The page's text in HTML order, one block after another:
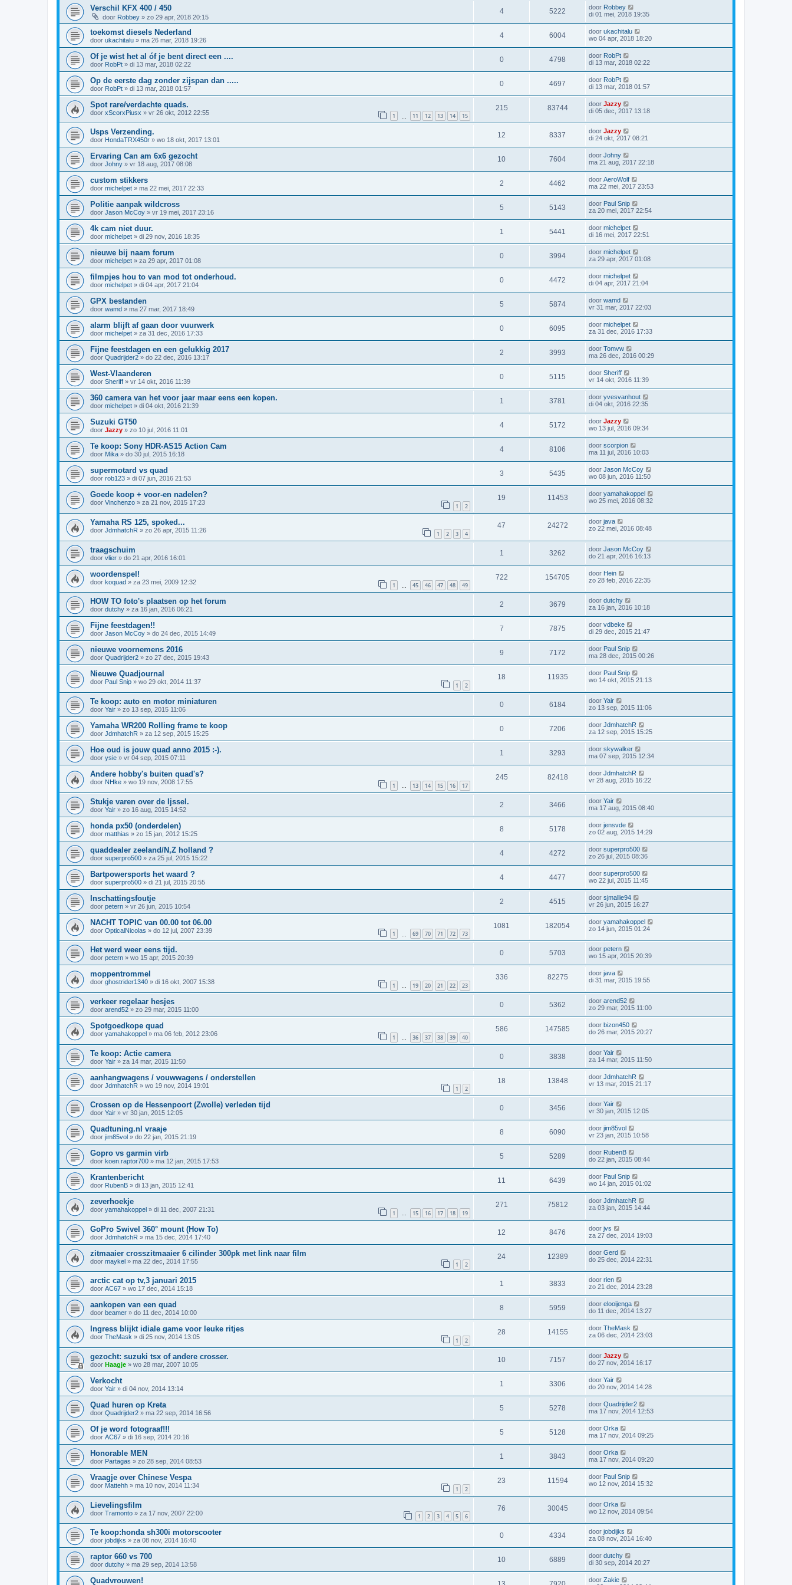
Verschil KFX 400 / 450
door Robbey » zo 29 apr, 2018 20:15
4 5222 door Robbey
di 01 mei, 2018 19:35
toekomst diesels Nederland
door ukachitalu » ma 26 mar, 2018 19:26
4 6004 door ukachitalu
wo 04 apr, 2018 18:20
Of je wist het al óf je bent direct een ....
door RobPt » di 13 mar, 2018 02:22
0 4798 door RobPt
di 13 mar, 2018 02:22
Op de eerste dag zonder zijspan dan .....
door RobPt » di 13 mar, 2018 01:57
0 4697 door RobPt
di 13 mar, 2018 01:57
Spot rare/verdachte quads.
door xScorxPiusx » vr 26 okt, 2012 22:55 1 11 12 13 14 15
215 83744 door Jazzy
di 05 dec, 2017 13:18
Usps Verzending.
door HondaTRX450r » wo 18 okt, 2017 13:01
12 8337 door Jazzy
di 24 okt, 2017 08:21
Ervaring Can am 6x6 gezocht
door Johny » vr 18 aug, 2017 08:08
10 7604 door Johny
ma 21 aug, 2017 22:18
custom stikkers
door michelpet » ma 22 mei, 2017 22:33
2 4462 door AeroWolf
ma 22 mei, 2017 23:53
Politie aanpak wildcross
door Jason McCoy » vr 19 mei, 2017 23:16
5 5143 door Paul Snip
za 20 mei, 2017 22:54
4k cam niet duur.
door michelpet » di 29 nov, 2016 18:35
1 5441 door michelpet
di 16 mei, 2017 22:51
nieuwe bij naam forum
door michelpet » za 29 apr, 2017 01:08
0 3994 door michelpet
za 29 apr, 2017 01:08
filmpjes hou to van mod tot onderhoud.
door michelpet » di 04 apr, 2017 21:04
0 4472 door michelpet
di 04 apr, 2017 21:04
GPX bestanden
door wamd » ma 27 mar, 2017 18:49
5 5874 door wamd
vr 31 mar, 2017 22:03
alarm blijft af gaan door vuurwerk
door michelpet » za 31 dec, 2016 17:33
0 6095 door michelpet
za 31 dec, 2016 17:33
Fijne feestdagen en een gelukkig 2017
door Quadrijder2 » do 22 dec, 2016 13:17
2 3993 door Tomvw
ma 26 dec, 2016 00:29
West-Vlaanderen
door Sheriff » vr 14 okt, 2016 11:39
0 5115 door Sheriff
vr 14 okt, 2016 11:39
360 camera van het voor jaar maar eens een kopen.
door michelpet » di 04 okt, 2016 21:39
1 3781 door yvesvanhout
di 04 okt, 2016 22:35
Suzuki GT50
door Jazzy » zo 10 jul, 2016 11:01
4 5172 door Jazzy
wo 13 jul, 2016 09:34
Te koop: Sony HDR-AS15 Action Cam
door Mika » do 30 jul, 2015 16:18
4 8106 door scorpion
ma 11 jul, 2016 10:03
supermotard vs quad
door rob123 » di 07 jun, 2016 21:53
3 5435 door Jason McCoy
wo 08 jun, 2016 11:50
Goede koop + voor-en nadelen?
door Vinchenzo » za 21 nov, 2015 17:23 1 2
19 11453 door yamahakoppel
wo 25 mei, 2016 08:32
Yamaha RS 125, spoked...
door JdmhatchR » zo 26 apr, 2015 11:26 1 2 3 4
47 24272 door java
zo 22 mei, 2016 08:48
traagschuim
door vlier » do 21 apr, 2016 16:01
1 3262 door Jason McCoy
do 21 apr, 2016 16:13
woordenspel!
door koquad » za 23 mei, 2009 12:32 1 45 46 47 48 49
722 154705 door Hein
zo 28 feb, 2016 22:35
HOW TO foto's plaatsen op het forum
door dutchy » za 16 jan, 2016 06:21
2 3679 door dutchy
za 16 jan, 2016 10:18
Fijne feestdagen!!
door Jason McCoy » do 24 dec, 2015 14:49
7 7875 door vdbeke
di 29 dec, 2015 21:47
nieuwe voornemens 2016
door Quadrijder2 » zo 27 dec, 2015 19:43
9 7172 door Paul Snip
ma 28 dec, 2015 00:26
Nieuwe Quadjournal
door Paul Snip » wo 29 okt, 2014 11:37 1 2
18 11935 door Paul Snip
wo 14 okt, 2015 21:13
Te koop: auto en motor miniaturen
door Yair » zo 13 sep, 2015 11:06
0 6184 door Yair
zo 13 sep, 2015 11:06
Yamaha WR200 Rolling frame te koop
door JdmhatchR » za 12 sep, 2015 15:25
0 7206 door JdmhatchR
za 12 sep, 2015 15:25
Hoe oud is jouw quad anno 2015 :-).
door ysie » vr 04 sep, 2015 07:11
1 3293 door skywalker
ma 07 sep, 2015 12:34
Andere hobby's buiten quad's?
door NHke » wo 19 nov, 2008 17:55 1 … 13 14 15 16 17
245 82418 door JdmhatchR
vr 28 aug, 2015 16:22
Stukje varen over de Ijssel.
door Yair » zo 16 aug, 2015 14:52
2 3466 door Yair
ma 17 aug, 2015 08:40
honda px50 (onderdelen)
door matthias » zo 15 jan, 2012 15:25
8 5178 door jensvde
zo 02 aug, 2015 14:29
quaddealer zeeland/N,Z holland ?
door superpro500 » za 25 jul, 2015 15:22
4 4272 door superpro500
zo 26 jul, 2015 08:36
Bartpowersports het waard ?
door superpro500 » di 21 jul, 2015 20:55
4 4477 door superpro500
wo 22 jul, 2015 11:45
Inschattingsfoutje
door petern » vr 26 jun, 2015 10:54
2 4515 door sjmallie94
vr 26 jun, 2015 16:27
NACHT TOPIC van 00.00 tot 06.00
door OpticalNicolas » do 12 jul, 2007 23:39 1 69 70 71 72 73
1081 182054 door yamahakoppel
zo 14 jun, 2015 01:24
Het werd weer eens tijd.
door petern » wo 15 apr, 2015 20:39
0 5703 door petern
wo 15 apr, 2015 20:39
moppentrommel
door ghostrider1340 » di 16 okt, 2007 15:38 1 … 19 20 21 22 23
336 82275 door java
di 31 mar, 2015 19:55
verkeer regelaar hesjes
door arend52 » zo 29 mar, 2015 11:00
0 5362 door arend52
zo 29 mar, 2015 11:00
Spotgoedkope quad
door yamahakoppel » ma 06 feb, 2012 23:06 1 36 37 38 39 40
586 147585 door bizon450
do 26 mar, 2015 20:27
Te koop: Actie camera
door Yair » za 14 mar, 2015 11:50
0 3838 door Yair
za 14 mar, 2015 11:50
aanhangwagens / vouwwagens / onderstellen
door JdmhatchR » wo 19 nov, 2014 19:01 1 2
18 13848 door JdmhatchR
vr 13 mar, 2015 21:17
Crossen op de Hessenpoort (Zwolle) verleden tijd
door Yair » vr 30 jan, 2015 12:05
0 3456 door Yair
vr 30 jan, 2015 12:05
Quadtuning.nl vraaje
door jim85vol » do 22 jan, 2015 21:19
8 6090 door jim85vol
vr 23 jan, 2015 10:58
Gopro vs garmin virb
door koen.raptor700 » ma 12 jan, 2015 17:53
5 5289 door RubenB
do 22 jan, 2015 08:44
Krantenbericht
door RubenB » di 13 jan, 2015 12:41
11 6439 door Paul Snip
wo 14 jan, 2015 01:02
zeverhoekje
door yamahakoppel » di 11 dec, 2007 21:31 1 … 15 16 17 18 19
271 75812 door JdmhatchR
za 03 jan, 2015 14:44
GoPro Swivel 360° mount (How To)
door JdmhatchR » ma 15 dec, 2014 17:40
12 8476 door jvs
za 27 dec, 2014 19:03
zitmaaier crosszitmaaier 6 cilinder 300pk met link naar film
door maykel » ma 22 dec, 2014 17:55 1 2
24 12389 door Gerd
do 25 dec, 2014 22:31
arctic cat op tv,3 januari 2015
door AC67 » wo 17 dec, 2014 15:18
1 3833 door rien
zo 21 dec, 2014 23:28
aankopen van een quad
door beamer » do 11 dec, 2014 10:00
8 5959 door elooijenga
do 11 dec, 2014 13:27
Ingress blijkt idiale game voor leuke ritjes
door TheMask » di 25 nov, 2014 13:05 1 2
28 14155 door TheMask
za 06 dec, 2014 23:03
gezocht: suzuki tsx of andere crosser.
door Haagje » wo 28 mar, 2007 10:05
10 7157 door Jazzy
do 27 nov, 2014 16:17
Verkocht
door Yair » di 04 nov, 2014 13:14
1 3306 door Yair
do 20 nov, 2014 14:28
Quad huren op Kreta
door Quadrijder2 » ma 22 sep, 2014 16:56
5 5278 door Quadrijder2
ma 17 nov, 2014 12:53
Of je word fotograaf!!!
door AC67 » di 16 sep, 2014 20:16
5 5128 door Orka
ma 17 nov, 2014 09:25
Honorable MEN
door Partagas » zo 28 sep, 2014 08:53
1 3843 door Orka
ma 17 nov, 2014 09:20
Vraagje over Chinese Vespa
door Mattehh » ma 10 nov, 2014 11:34 1 2
23 11594 door Paul Snip
wo 12 nov, 2014 15:32
Lievelingsfilm
door Tramonto » za 17 nov, 2007 22:00 1 2 3 4 5 6
76 30045 door Orka
wo 12 nov, 2014 09:54
Te koop:honda sh300i motorscooter
door jobdijks » za 08 nov, 2014 16:40
0 4334 door jobdijks
za 08 nov, 2014 16:40
raptor 660 vs 700
door dutchy » ma 29 sep, 2014 13:58
10 6889 door dutchy
di 30 sep, 2014 20:27
Quadvrouwen! door Zakie